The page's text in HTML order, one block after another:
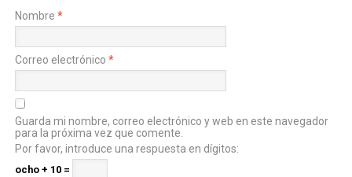
Nombre *
Correo electrónico *
Guarda mi nombre, correo electrónico y web en este navegador
para la próxima vez que comente.
Por favor, introduce una respuesta en dígitos:
ocho + 10 =